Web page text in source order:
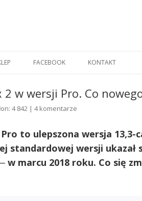
FACEBOOK KONTAKT
2 w wersji Pro. Co
4 842 | 4 komentarze
to ulepszona wersja 13,3-
standardowej wersji ukazał
w marcu 2018 roku. Co się